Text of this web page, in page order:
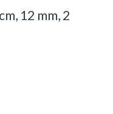
12 mm, 2